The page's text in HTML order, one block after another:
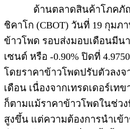
ด้านตลาดสินค้าโภคภัณ
ชิคาโก (CBOT) วันที่ 19 กุมภ
ข้าวโพด รอบส่งมอบเดือนมีนา
เซนต์ หรือ -0.90% ปิดที่
โดยราคาข้าวโพดปรับตัวลงจ
เดือน เนื่องจากเทรดเดอร์เท
ก็ตามแม้ราคาข้าวโพดในช่ว
สูงขึ้น แต่ความต้องการนำเข้